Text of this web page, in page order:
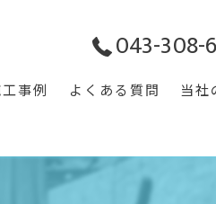
043-308-
事例 よくある質問 当社